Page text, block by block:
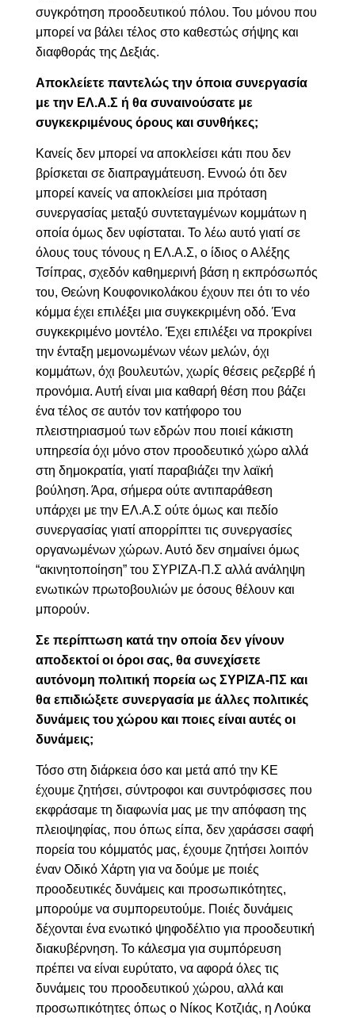
συγκρότηση προοδευτικού πόλου. Του μόνου που
μπορεί να βάλει τέλος στο καθεστώς σήψης και
διαφθοράς της Δεξιάς.
Αποκλείετε παντελώς την όποια συνεργασία
με την ΕΛ.Α.Σ ή θα συναινούσατε με
συγκεκριμένους όρους και συνθήκες;
Κανείς δεν μπορεί να αποκλείσει κάτι που δεν
βρίσκεται σε διαπραγμάτευση. Εννοώ ότι δεν
μπορεί κανείς να αποκλείσει μια πρόταση
συνεργασίας μεταξύ συντεταγμένων κομμάτων η
οποία όμως δεν υφίσταται. Το λέω αυτό γιατί σε
όλους τους τόνους η ΕΛ.Α.Σ, ο ίδιος ο Αλέξης
Τσίπρας, σχεδόν καθημερινή βάση η εκπρόσωπός
του, Θεώνη Κουφονικολάκου έχουν πει ότι το νέο
κόμμα έχει επιλέξει μια συγκεκριμένη οδό. Ένα
συγκεκριμένο μοντέλο. Έχει επιλέξει να προκρίνει
την ένταξη μεμονωμένων νέων μελών, όχι
κομμάτων, όχι βουλευτών, χωρίς θέσεις ρεζερβέ ή
προνόμια. Αυτή είναι μια καθαρή θέση που βάζει
ένα τέλος σε αυτόν τον κατήφορο του
πλειστηριασμού των εδρών που ποιεί κάκιστη
υπηρεσία όχι μόνο στον προοδευτικό χώρο αλλά
στη δημοκρατία, γιατί παραβιάζει την λαϊκή
βούληση. Άρα, σήμερα ούτε αντιπαράθεση
υπάρχει με την ΕΛ.Α.Σ ούτε όμως και πεδίο
συνεργασίας γιατί απορρίπτει τις συνεργασίες
οργανωμένων χώρων. Αυτό δεν σημαίνει όμως
“ακινητοποίηση” του ΣΥΡΙΖΑ-Π.Σ αλλά ανάληψη
ενωτικών πρωτοβουλιών με όσους θέλουν και
μπορούν.
Σε περίπτωση κατά την οποία δεν γίνουν
αποδεκτοί οι όροι σας, θα συνεχίσετε
αυτόνομη πολιτική πορεία ως ΣΥΡΙΖΑ-ΠΣ και
θα επιδιώξετε συνεργασία με άλλες πολιτικές
δυνάμεις του χώρου και ποιες είναι αυτές οι
δυνάμεις;
Τόσο στη διάρκεια όσο και μετά από την ΚΕ
έχουμε ζητήσει, σύντροφοι και συντρόφισσες που
εκφράσαμε τη διαφωνία μας με την απόφαση της
πλειοψηφίας, που όπως είπα, δεν χαράσσει σαφή
πορεία του κόμματός μας, έχουμε ζητήσει λοιπόν
έναν Οδικό Χάρτη για να δούμε με ποιές
προοδευτικές δυνάμεις και προσωπικότητες,
μπορούμε να συμπορευτούμε. Ποιές δυνάμεις
δέχονται ένα ενωτικό ψηφοδέλτιο για προοδευτική
διακυβέρνηση. Το κάλεσμα για συμπόρευση
πρέπει να είναι ευρύτατο, να αφορά όλες τις
δυνάμεις του προοδευτικού χώρου, αλλά και
προσωπικότητες όπως ο Νίκος Κοτζιάς, η Λούκα